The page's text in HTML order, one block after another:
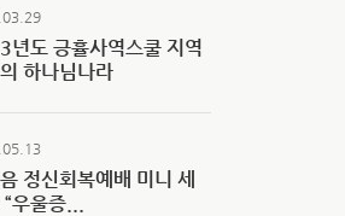
년도 긍휼사역스쿨 지역
하나님나라
정신회복예배 미니 세
우울증...